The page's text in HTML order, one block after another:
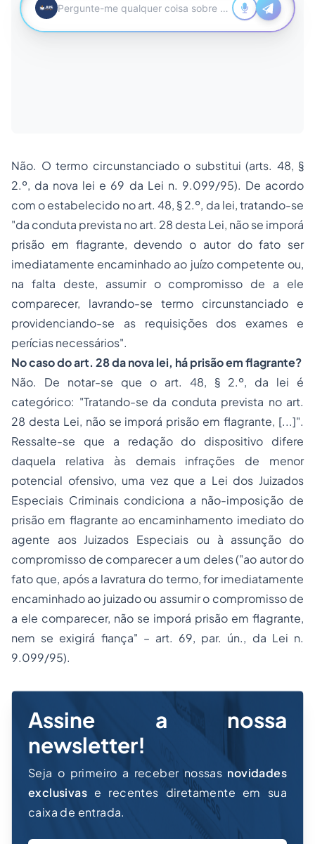
Não. O termo circunstanciadoo substitui (arts. 48, §
2.º, da nova lei e 69 da Lei n. 9.099/95). De acordo
com o estabelecido no art. 48, § 2.º, da lei, tratando-se
"da conduta prevista no art. 28 desta Lei, não se imporá
prisão em flagrante, devendo o autor do fato ser
imediatamente encaminhado ao juízo competente ou,
na falta deste, assumir o compromisso de a ele
comparecer, lavrando-se termo circunstanciado e
providenciando-se as requisições dos exames e
perícias necessários".
No caso do art. 28 da nova lei, há prisão em flagrante?
Não. De notar-se que o art. 48, § 2.º, da lei é
categórico: "Tratando-se da conduta prevista no art.
28 desta Lei, não se imporá prisão em flagrante, [...]".
Ressalte-se que a redação do dispositivo difere
daquela relativa às demais infrações de menor
potencial ofensivo, uma vez que a Lei dos Juizados
Especiais Criminais condiciona a não-imposição de
prisão em flagrante ao encaminhamento imediato do
agente aos Juizados Especiais ou à assunção do
compromisso de comparecer a um deles ("ao autor do
fato que, após a lavratura do termo, for imediatamente
encaminhado ao juizado ou assumir o compromisso de
a ele comparecer, não se imporá prisão em flagrante,
nem se exigirá fiança" – art. 69, par. ún., da Lei n.
9.099/95).
Assine a nossa
newsletter!
Seja o primeiro a receber nossas novidades
exclusivas e recentes diretamente em sua
caixa de entrada.